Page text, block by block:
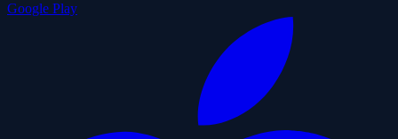
Google Play